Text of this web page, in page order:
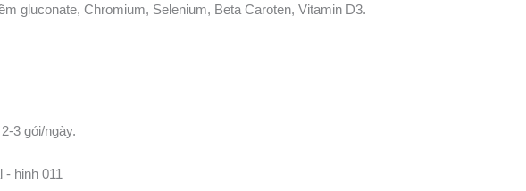
gluconate, Chromium, Selenium, Beta Caroten, Vitamin D3.
3 gói/ngày.